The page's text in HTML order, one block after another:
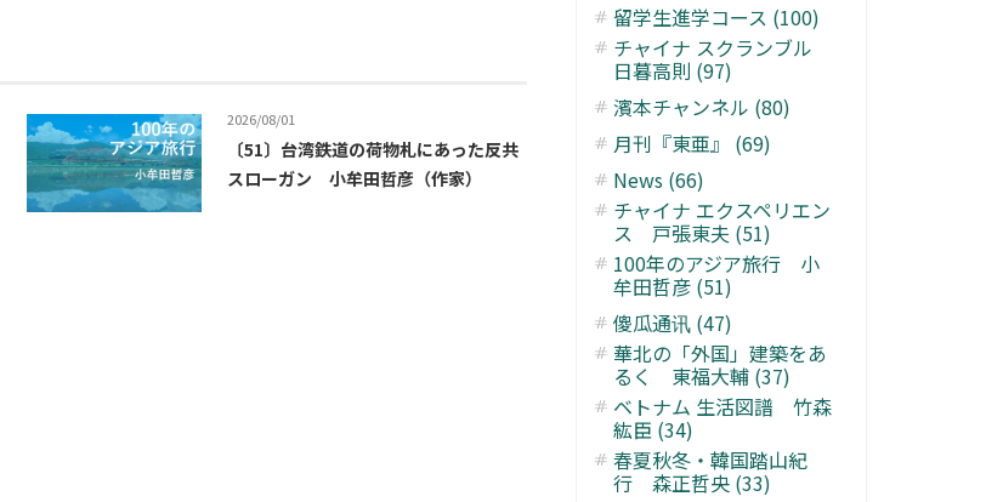
2026/08/01
〔51〕台湾鉄道の荷物札にあった反共
スローガン 小牟田哲彦（作家）
留学生進学コース (100)
チャイナ スクランブル
日暮高則 (97)
濱本チャンネル (80)
月刊『東亜』 (69)
News (66)
チャイナ エクスペリエン
ス 戸張東夫 (51)
100年のアジア旅行 小
牟田哲彦 (51)
傻瓜通讯 (47)
華北の「外国」建築をあ
るく 東福大輔 (37)
ベトナム 生活図譜 竹森
紘臣 (34)
春夏秋冬・韓国踏山紀
行 森正哲央 (33)